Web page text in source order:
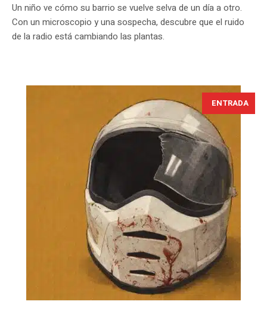
Un niño ve cómo su barrio se vuelve selva de un día a otro.
Con un microscopio y una sospecha, descubre que el ruido
de la radio está cambiando las plantas.
ENTRADA